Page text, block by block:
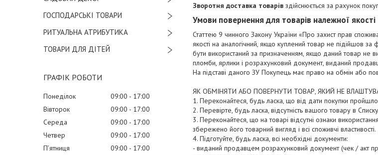
ГОСПОДАРСЬКІ ТОВАРИ
РИТУАЛЬНА АТРИБУТИКА
ТОВАРИ ДЛЯ ДІТЕЙ
ГРАФІК РОБОТИ
Понеділок 09:00
17:00
Вівторок
09:00
17:00
Середа
09:00
17:00
Четвер
09:00
17:00
Пʼятниця
09:00
17:00
Зворотня доставка товарів здійснюється за рахунок
Умови повернення для товарів належної якості
Статтею 9 чинного Закону України «Про захист прав
якості на аналогічний, якщо куплений товар не
бути використаний за призначенням, якщо даний товар не
пломби, ярлики і розрахунковий документ, виданий
На підставі даного ЗУ Покупець має право на обмін або
ЯК ОБМІНЯТИ АБО ПОВЕРНУТИ ТОВАР, ЯКИЙ НЕ
1. Переконайтеся, будь ласка, що від дати покупки
2. Перевірте, будь ласка, відсутність вашого товару в
3. Переконайтеся, що на товарі відсутні ознаки
збережено його товарний вигляд і всі споживчі властивості.
4. Підготуйте, будь ласка, всі необхідні документи:
- виданий продавцем розрахунковий документ (чек / акт